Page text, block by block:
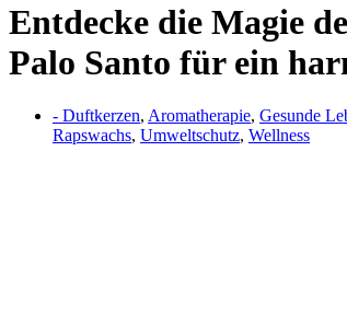
Entdecke die Magie
Palo Santo für ein
- Duftkerzen, Aromatherapie, Gesunde
Rapswachs, Umweltschutz, Wellness